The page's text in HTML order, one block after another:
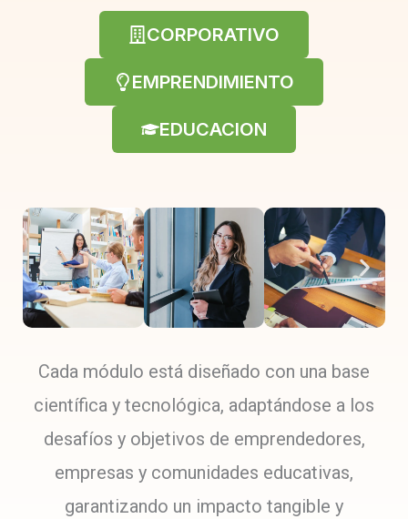
CORPORATIVO
EMPRENDIMIENTO
EDUCACION
Cada módulo está diseñado con una base
científica y tecnológica, adaptándose a los
desafíos y objetivos de emprendedores,
empresas y comunidades educativas,
garantizando un impacto tangible y